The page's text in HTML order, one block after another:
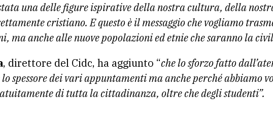
stata una delle figure ispirative della nostra cultura, della
cristiano. E questo è il messaggio che vogliamo
ma anche alle nuove popolazioni ed etnie che saranno la
, direttore del Cidc, ha aggiunto “che lo sforzo fatto
spessore dei vari appuntamenti ma anche perché abbiamo
di tutta la cittadinanza, oltre che degli studenti”.